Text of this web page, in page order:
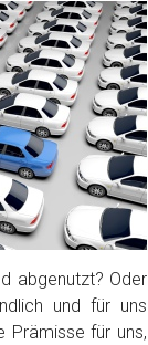
abgenutzt? Oder
und für uns
Prämisse für uns,